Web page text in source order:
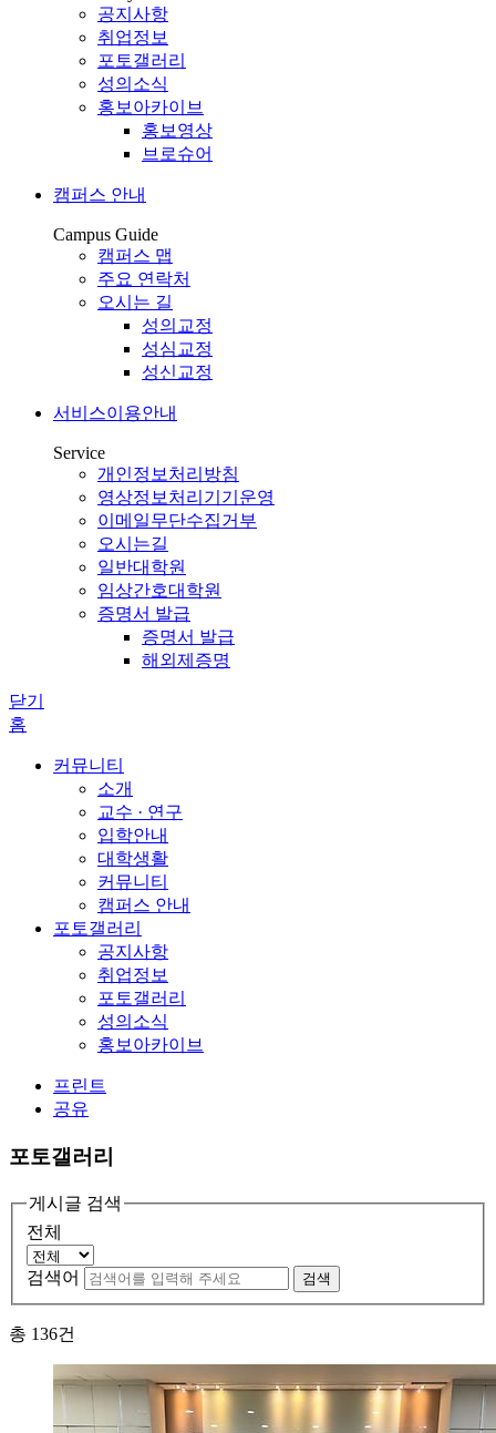
공지사항
취업정보
포토갤러리
성의소식
홍보아카이브
홍보영상
브로슈어
캠퍼스 안내
Campus Guide
캠퍼스 맵
주요 연락처
오시는 길
성의교정
성심교정
성신교정
서비스이용안내
Service
개인정보처리방침
영상정보처리기기운영
이메일무단수집거부
오시는길
일반대학원
임상간호대학원
증명서 발급
증명서 발급
해외제증명
닫기
홈
커뮤니티
소개
교수 · 연구
입학안내
대학생활
커뮤니티
캠퍼스 안내
포토갤러리
공지사항
취업정보
포토갤러리
성의소식
홍보아카이브
프린트
공유
포토갤러리
게시글 검색
전체
검색어 검색
총 136건